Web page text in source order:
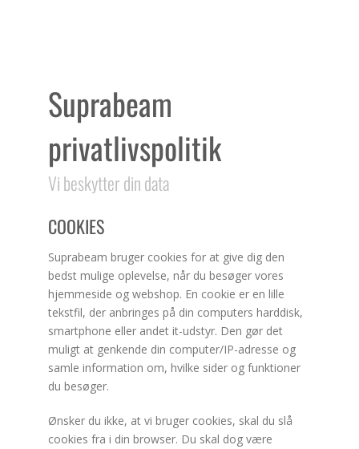
Suprabeam
privatlivspolitik
Vi beskytter din data
COOKIES
Suprabeam bruger cookies for at give dig den
bedst mulige oplevelse, når du besøger vores
hjemmeside og webshop. En cookie er en lille
tekstfil, der anbringes på din computers harddisk,
smartphone eller andet it-udstyr. Den gør det
muligt at genkende din computer/IP-adresse og
samle information om, hvilke sider og funktioner
du besøger.
Ønsker du ikke, at vi bruger cookies, skal du slå
cookies fra i din browser. Du skal dog være